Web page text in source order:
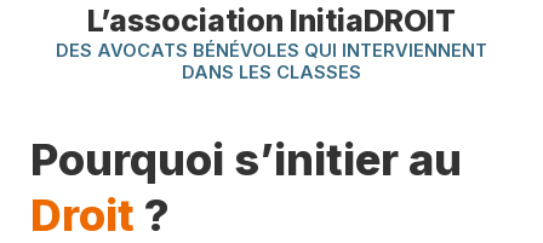
L’association InitiaDROIT
DES AVOCATS BÉNÉVOLES QUI INTERVIENNENT
DANS LES CLASSES
Pourquoi s’initier au
Droit ?